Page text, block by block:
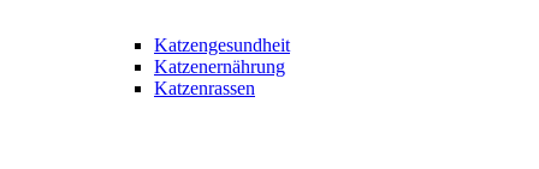
Katzengesundheit
Katzenernährung
Katzenrassen